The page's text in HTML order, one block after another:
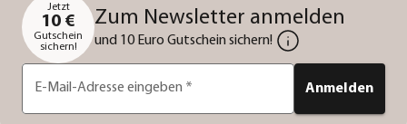
Jetzt
10 €
Gutschein
sichern!
Zum Newsletter anmelden
und 10 Euro Gutschein sichern!
E-Mail-Adresse eingeben * Anmelden